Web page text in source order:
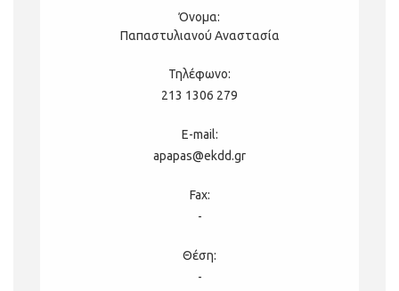
Παπαστυλιανού Αναστασία
213 1306 279
apapas@ekdd.gr
-
-